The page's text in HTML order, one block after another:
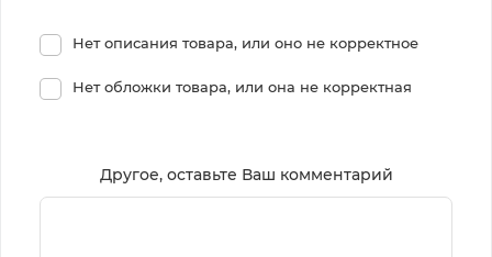
Нет описания товара, или оно не корректное
Нет обложки товара, или она не корректная
Другое, оставьте Ваш комментарий